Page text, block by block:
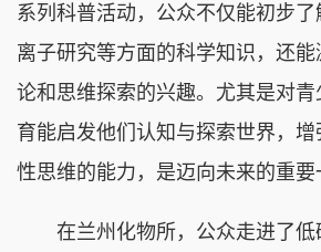
系列科普活动，公众不仅能初步
离子研究等方面的科学知识，还
论和思维探索的兴趣。尤其是对
育能启发他们认知与探索世界，增
性思维的能力，是迈向未来的重要
在兰州化物所，公众走进了低